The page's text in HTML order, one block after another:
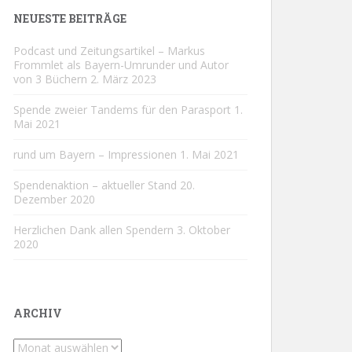
NEUESTE BEITRÄGE
Podcast und Zeitungsartikel – Markus
Frommlet als Bayern-Umrunder und Autor
von 3 Büchern 2. März 2023
Spende zweier Tandems für den Parasport 1.
Mai 2021
rund um Bayern – Impressionen 1. Mai 2021
Spendenaktion – aktueller Stand 20.
Dezember 2020
Herzlichen Dank allen Spendern 3. Oktober
2020
ARCHIV
Archiv